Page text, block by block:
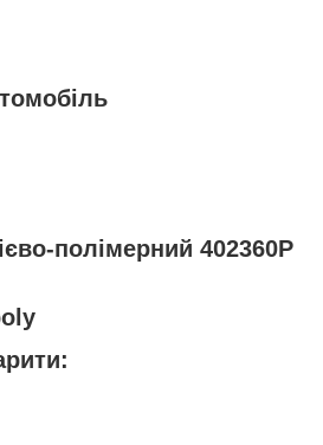
полімерний 402360P